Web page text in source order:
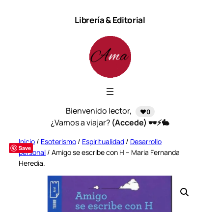
Librería & Editorial
Bienvenido lector, ❤️0
¿Vamos a viajar? (Accede) 🕶️⚡🐇
Save
Inicio / Esoterismo / Espiritualidad / Desarrollo
personal / Amigo se escribe con H – Maria Fernanda
Heredia.